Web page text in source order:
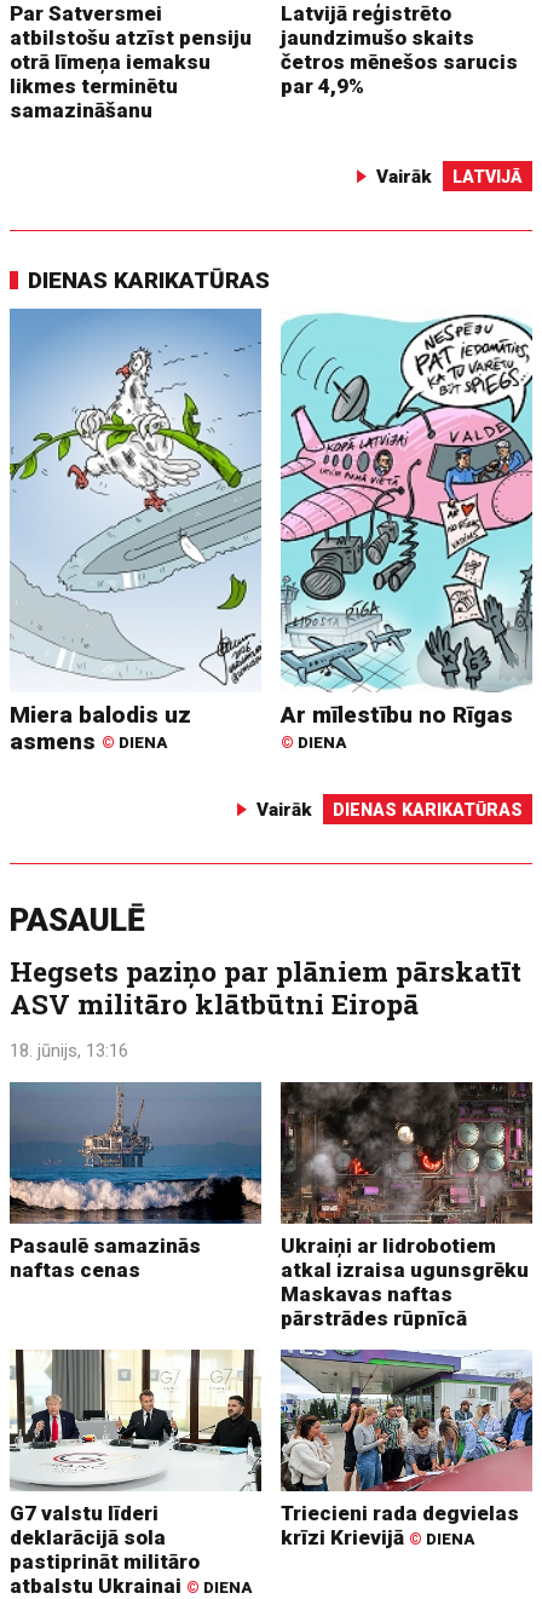
Par Satversmei
atbilstošu atzīst pensiju
otrā līmeņa iemaksu
likmes terminētu
samazināšanu
Latvijā reģistrēto
jaundzimušo skaits
četros mēnešos sarucis
par 4,9%
Vairāk LATVIJĀ
DIENAS KARIKATŪRAS
Miera balodis uz
asmens © DIENA
Ar mīlestību no Rīgas
© DIENA
Vairāk DIENAS KARIKATŪRAS
PASAULĒ
Hegsets paziņo par plāniem pārskatīt
ASV militāro klātbūtni Eiropā
18. jūnijs, 13:16
Pasaulē samazinās
naftas cenas
Ukraiņi ar lidrobotiem
atkal izraisa ugunsgrēku
Maskavas naftas
pārstrādes rūpnīcā
G7 valstu līderi
deklarācijā sola
pastiprināt militāro
atbalstu Ukrainai © DIENA
Triecieni rada degvielas
krīzi Krievijā © DIENA